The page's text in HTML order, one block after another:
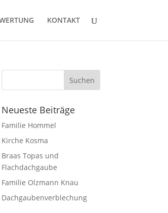
KONTAKT
Neueste Beiträge
Familie Hommel
Kirche Kosma
Braas Topas und
Flachdachgaube
Familie Olzmann Knau
Dachgaubenverblechung